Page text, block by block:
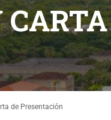
de Presentación